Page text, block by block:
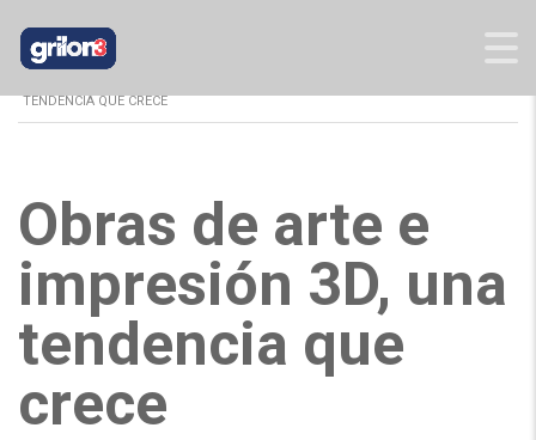
TENDENCIA QUE CRECE
Obras de arte e
impresión 3D, una
tendencia que
crece